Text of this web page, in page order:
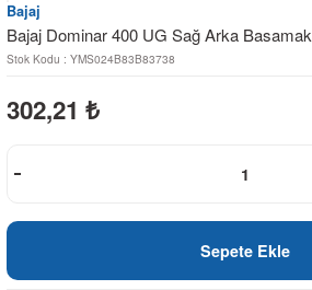
Bajaj
Bajaj Dominar 400 UG Sağ Arka Basamak
Stok Kodu : YMS024B83B83738
302,21 ₺
Sepete Ekle